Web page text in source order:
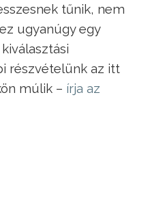
tűnik, nem
ugyanúgy egy
részvételünk az itt
múlik – írja az